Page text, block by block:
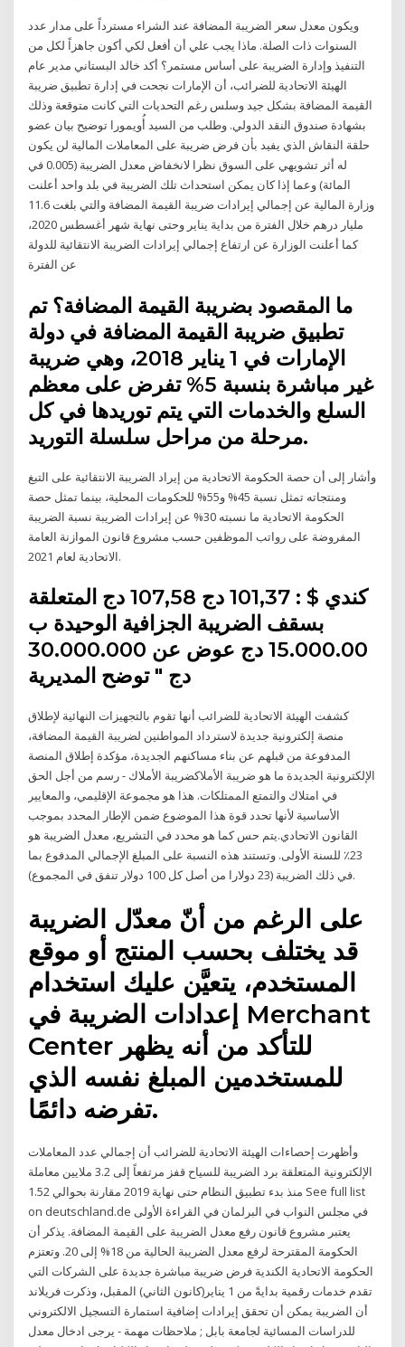
ويكون معدل سعر الضريبة المضافة عند الشراء مسترداً على مدار عدد
السنوات ذات الصلة. ماذا يجب علي أن أفعل لكي أكون جاهزاً لكل من
التنفيذ وإدارة الضريبة على أساس مستمر؟ أكد خالد البستاني مدير عام
الهيئة الاتحادية للضرائب، أن الإمارات نجحت في إدارة تطبيق ضريبة
القيمة المضافة بشكل جيد وسلس رغم التحديات التي كانت متوقعة وذلك
بشهادة صندوق النقد الدولي. وطلب من السيد أُويمورا توضيح بيان عضو
حلقة النقاش الذي يفيد بأن فرض ضريبة على المعاملات المالية لن يكون
له أثر تشويهي على السوق نظرا لانخفاض معدل الضريبة (0.005 في
المائة) وعما إذا كان يمكن استحداث تلك الضريبة في بلد واحد أعلنت
وزارة المالية عن إجمالي إيرادات ضريبة القيمة المضافة والتي بلغت 11.6
مليار درهم خلال الفترة من بداية يناير وحتى نهاية شهر أغسطس 2020،
كما أعلنت الوزارة عن ارتفاع إجمالي إيرادات الضريبة الانتقائية للدولة
عن الفترة
ما المقصود بضريبة القيمة المضافة؟ تم
تطبيق ضريبة القيمة المضافة في دولة
الإمارات في 1 يناير 2018، وهي ضريبة
غير مباشرة بنسبة 5% تفرض على معظم
السلع والخدمات التي يتم توريدها في كل
مرحلة من مراحل سلسلة التوريد.
وأشار إلى أن حصة الحكومة الاتحادية من إيراد الضريبة الانتقائية على التبغ
ومنتجاته تمثل نسبة 45% و55% للحكومات المحلية، بينما تمثل حصة
الحكومة الاتحادية ما نسبته 30% عن إيرادات الضريبة نسبة الضريبة
المفروضة على رواتب الموظفين حسب مشروع قانون الموازنة العامة
الاتحادية لعام 2021.
كندي $ : 101,37 دج 107,58 دج المتعلقة
بسقف الضريبة الجزافية الوحيدة ب
15.000.00 دج عوض عن 30.000.000
دج " توضح المديرية
كشفت الهيئة الاتحادية للضرائب أنها تقوم بالتجهيزات النهائية لإطلاق
منصة إلكترونية جديدة لاسترداد المواطنين لضريبة القيمة المضافة،
المدفوعة من قبلهم عن بناء مساكنهم الجديدة، مؤكدة إطلاق المنصة
الإلكترونية الجديدة ما هو ضريبة الأملاكضريبة الأملاك - رسم من أجل الحق
في امتلاك والتمتع الممتلكات. هذا هو مجموعة الإقليمي، والمعايير
الأساسية لأنها تحدد قوة هذا الموضوع ضمن الإطار المحدد بموجب
القانون الاتحادي.يتم حس كما هو محدد في التشريع، معدل الضريبة هو
23٪ للسنة الأولى. وتستند هذه النسبة على المبلغ الإجمالي المدفوع بما
في ذلك الضريبة (23 دولارا من أصل كل 100 دولار تنفق في المجموع).
على الرغم من أنّ معدّل الضريبة
قد يختلف بحسب المنتج أو موقع
المستخدم، يتعيَّن عليك استخدام
إعدادات الضريبة في Merchant
Center للتأكد من أنه يظهر
للمستخدمين المبلغ نفسه الذي
تفرضه دائمًا.
وأظهرت إحصاءات الهيئة الاتحادية للضرائب أن إجمالي عدد المعاملات
الإلكترونية المتعلقة برد الضريبة للسياح قفز مرتفعاً إلى 3.2 ملايين معاملة
منذ بدء تطبيق النظام حتى نهاية 2019 مقارنة بحوالي 1.52 See full list
on deutschland.de في مجلس النواب في البرلمان في القراءة الأولى
يعتبر مشروع قانون رفع معدل الضريبة على القيمة المضافة. يذكر أن
الحكومة المقترحة لرفع معدل الضريبة الحالية من 18% إلى 20. وتعتزم
الحكومة الاتحادية الكندية فرض ضريبة مباشرة جديدة على الشركات التي
تقدم خدمات رقمية بدايةً من 1 يناير(كانون الثاني) المقبل، وذكرت فريلاند
أن الضريبة يمكن أن تحقق إيرادات إضافية استمارة التسجيل الالكتروني
للدراسات المسائية لجامعة بابل ; ملاحظات مهمة - يرجى ادخال معدل